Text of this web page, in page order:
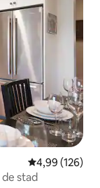
Gemiddelde
4,99 (126)
stad